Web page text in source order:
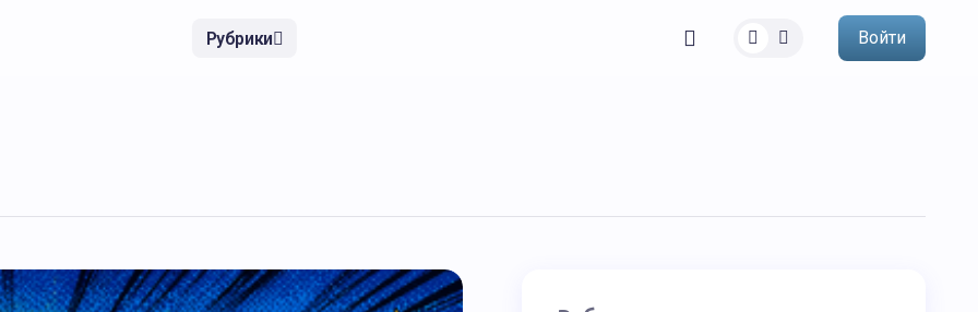
Рубрики Войти